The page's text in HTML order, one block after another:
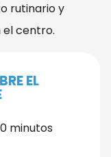
rutinario y
el centro.
EL
minutos